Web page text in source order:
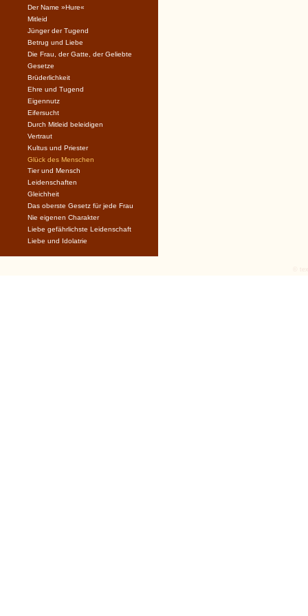
Der Name »Hure«
Mitleid
Jünger der Tugend
Betrug und Liebe
Die Frau, der Gatte, der Geliebte
Gesetze
Brüderlichkeit
Ehre und Tugend
Eigennutz
Eifersucht
Durch Mitleid beleidigen
Vertraut
Kultus und Priester
Glück des Menschen
Tier und Mensch
Leidenschaften
Gleichheit
Das oberste Gesetz für jede Frau
Nie eigenen Charakter
Liebe gefährlichste Leidenschaft
Liebe und Idolatrie